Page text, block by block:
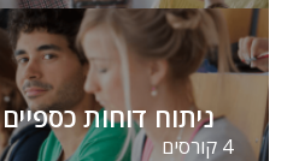
ניתוח דוחות כספיים
4 קורסים